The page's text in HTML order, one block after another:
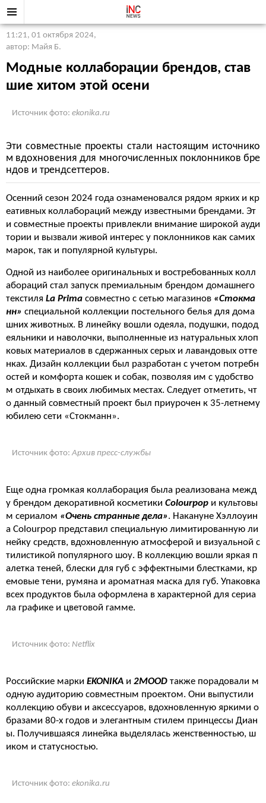
11:21, 01 октября 2024,
автор: Майя Б.
Модные коллаборации брендов, став
шие хитом этой осени
Источник фото: ekonika.ru
Эти совместные проекты стали настоящим источнико
м вдохновения для многочисленных поклонников бре
ндов и трендсеттеров.
Осенний сезон 2024 года ознаменовался рядом ярких и кр
еативных коллабораций между известными брендами. Эт
и совместные проекты привлекли внимание широкой ауди
тории и вызвали живой интерес у поклонников как самих
марок, так и популярной культуры.
Одной из наиболее оригинальных и востребованных колл
абораций стал запуск премиальным брендом домашнего
текстиля La Prima совместно с сетью магазинов «Стокма
нн» специальной коллекции постельного белья для дома
шних животных. В линейку вошли одеяла, подушки, подод
еяльники и наволочки, выполненные из натуральных хлоп
ковых материалов в сдержанных серых и лавандовых отте
нках. Дизайн коллекции был разработан с учетом потребн
остей и комфорта кошек и собак, позволяя им с удобство
м отдыхать в своих любимых местах. Следует отметить, чт
о данный совместный проект был приурочен к 35-летнему
юбилею сети «Стокманн».
Источник фото: Архив пресс-службы
Еще одна громкая коллаборация была реализована межд
у брендом декоративной косметики Colourpop и культовы
м сериалом «Очень странные дела». Накануне Хэллоуин
а Colourpop представил специальную лимитированную ли
нейку средств, вдохновленную атмосферой и визуальной с
тилистикой популярного шоу. В коллекцию вошли яркая п
алетка теней, блески для губ с эффектными блестками, кр
емовые тени, румяна и ароматная маска для губ. Упаковка
всех продуктов была оформлена в характерной для сериа
ла графике и цветовой гамме.
Источник фото: Netflix
Российские марки EKONIKA и 2MOOD также порадовали м
одную аудиторию совместным проектом. Они выпустили
коллекцию обуви и аксессуаров, вдохновленную яркими о
бразами 80-х годов и элегантным стилем принцессы Диан
ы. Получившаяся линейка выделялась женственностью, ш
иком и статусностью.
Источник фото: ekonika.ru